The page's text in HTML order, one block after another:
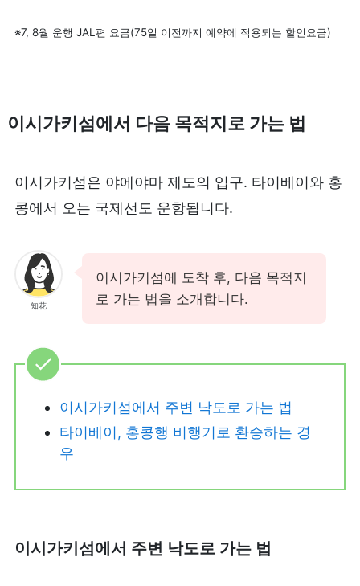
※7, 8월 운행 JAL편 요금(75일 이전까지 예약에 적용되는 할인요금)
이시가키섬에서 다음 목적지로 가는 법
이시가키섬은 야에야마 제도의 입구. 타이베이와 홍
콩에서 오는 국제선도 운항됩니다.
知花
이시가키섬에 도착 후, 다음 목적지
로 가는 법을 소개합니다.
이시가키섬에서 주변 낙도로 가는 법
타이베이, 홍콩행 비행기로 환승하는 경
우
이시가키섬에서 주변 낙도로 가는 법